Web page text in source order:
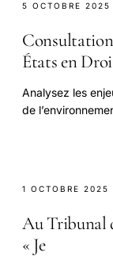
5 OCTOBRE 2025
États en
Analysez les
de
1 OCTOBRE 2025
Au Tribunal
« Je